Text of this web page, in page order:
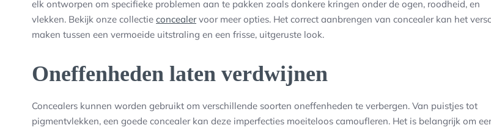
elk ontworpen om specifieke problemen aan te pakken zoals donkere kringen onder de ogen, roodheid, en
vlekken. Bekijk onze collectie concealervoor meer opties. Het correct aanbrengen van concealer kan het
maken tussen een vermoeide uitstraling en een frisse, uitgeruste look.
Oneffenheden laten verdwijnen
Concealers kunnen worden gebruikt om verschillende soorten oneffenheden te verbergen. Van puistjes tot
pigmentvlekken, een goede concealer kan deze imperfecties moeiteloos camoufleren. Het is belangrijk om